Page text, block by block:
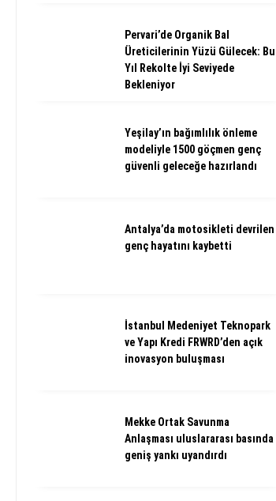
Pervari’de Organik Bal
Üreticilerinin Yüzü Gülecek: Bu
Yıl Rekolte İyi Seviyede
Bekleniyor
Yeşilay’ın bağımlılık önleme
modeliyle 1500 göçmen genç
güvenli geleceğe hazırlandı
Antalya’da motosikleti devrilen
genç hayatını kaybetti
İstanbul Medeniyet Teknopark
ve Yapı Kredi FRWRD’den açık
inovasyon buluşması
Mekke Ortak Savunma
Anlaşması uluslararası basında
geniş yankı uyandırdı